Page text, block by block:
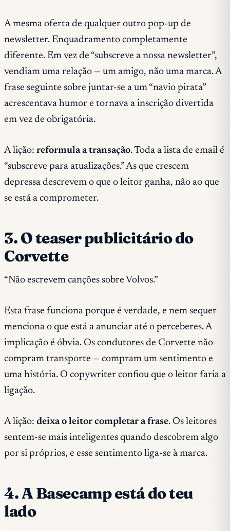
A mesma oferta de qualquer outro pop-up de
newsletter. Enquadramento completamente
diferente. Em vez de “subscreve a nossa newsletter”,
vendiam uma relação — um amigo, não uma marca. A
frase seguinte sobre juntar-se a um “navio pirata”
acrescentava humor e tornava a inscrição divertida
em vez de obrigatória.
A lição: reformula a transação. Toda a lista de email é
“subscreve para atualizações.” As que crescem
depressa descrevem o que o leitor ganha, não ao que
se está a comprometer.
3. O teaser publicitário do
Corvette
“Não escrevem canções sobre Volvos.”
Esta frase funciona porque é verdade, e nem sequer
menciona o que está a anunciar até o perceberes. A
implicação é óbvia. Os condutores de Corvette não
compram transporte — compram um sentimento e
uma história. O copywriter confiou que o leitor faria a
ligação.
A lição: deixa o leitor completar a frase. Os leitores
sentem-se mais inteligentes quando descobrem algo
por si próprios, e esse sentimento liga-se à marca.
4. A Basecamp está do teu
lado